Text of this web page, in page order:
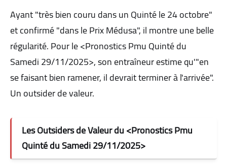
Ayant "très bien couru dans un Quinté le 24 octobre"
et confirmé "dans le Prix Médusa", il montre une belle
régularité. Pour le <Pronostics Pmu Quinté du
Samedi 29/11/2025>, son entraîneur estime qu'"en
se faisant bien ramener, il devrait terminer à l'arrivée".
Un outsider de valeur.
Les Outsiders de Valeur du <Pronostics Pmu
Quinté du Samedi 29/11/2025>